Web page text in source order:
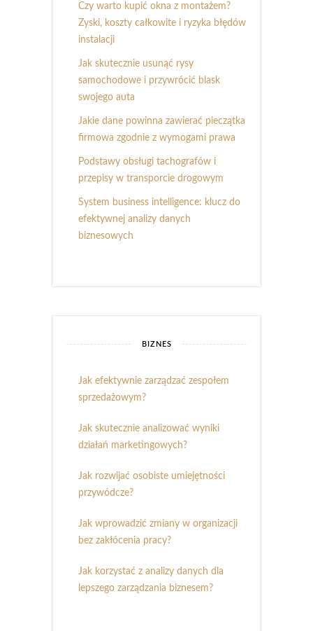
Czy warto kupić okna z montażem?
Zyski, koszty całkowite i ryzyka błędów
instalacji
Jak skutecznie usunąć rysy
samochodowe i przywrócić blask
swojego auta
Jakie dane powinna zawierać pieczątka
firmowa zgodnie z wymogami prawa
Podstawy obsługi tachografów i
przepisy w transporcie drogowym
System business intelligence: klucz do
efektywnej analizy danych
biznesowych
BIZNES
Jak efektywnie zarządzać zespołem
sprzedażowym?
Jak skutecznie analizować wyniki
działań marketingowych?
Jak rozwijać osobiste umiejętności
przywódcze?
Jak wprowadzić zmiany w organizacji
bez zakłócenia pracy?
Jak korzystać z analizy danych dla
lepszego zarządzania biznesem?